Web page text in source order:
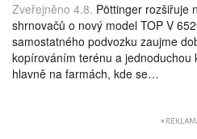
Zveřejněno 4.8. Pöttinger rozšiřuje
shrnovačů o nový model TOP V
samostatného podvozku zaujme
kopírováním terénu a
hlavně na farmách, kde se…